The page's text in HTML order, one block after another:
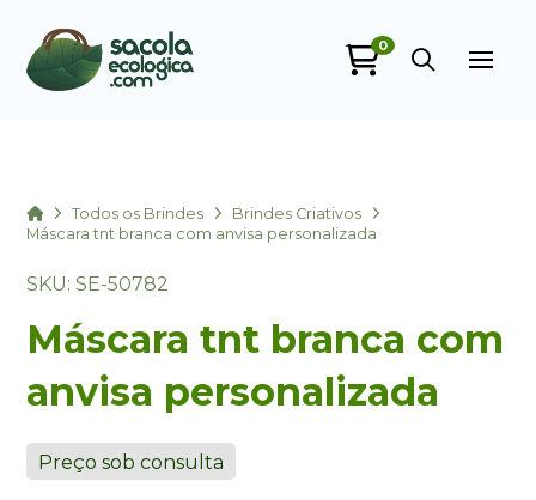
0
HomeTodos os Brindes
Brindes Criativos
Máscara tnt branca com anvisa personalizada
SKU: SE-50782
Máscara tnt branca com
anvisa personalizada
Preço sob consulta